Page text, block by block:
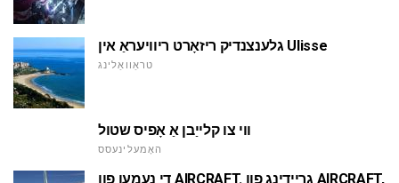
גלענצנדיק ריזאָרט ריוויעראַ אין Ulisse
טראַוואַלינג
ווי צו קלייַבן אַ אָפיס שטול
האָמעלינעסס
די נעמען פון AIRCRAFT. גריידינג פון AIRCRAFT,